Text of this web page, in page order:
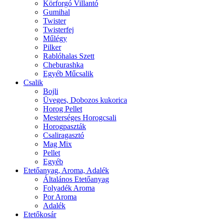
Körforgó Villantó
Gumihal
Twister
Twisterfej
Műlégy
Pilker
Rablóhalas Szett
Cheburashka
Egyéb Műcsalik
Csalik
Bojli
Üveges, Dobozos kukorica
Horog Pellet
Mesterséges Horogcsali
Horogpaszták
Csaliragasztó
Mag Mix
Pellet
Egyéb
Etetőanyag, Aroma, Adalék
Általános Etetőanyag
Folyadék Aroma
Por Aroma
Adalék
Etetőkosár